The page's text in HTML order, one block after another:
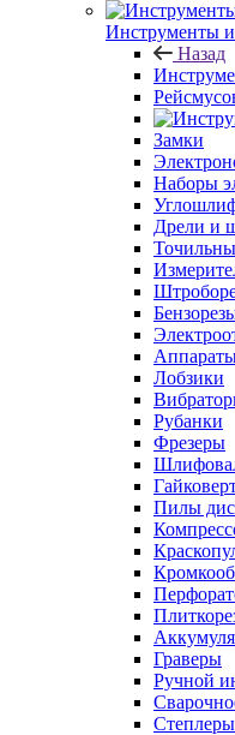
Инструменты и
Назад
Замки
Наборы
Дрели и
Лобзики
Рубанки
Фрезеры
Пилы
Граверы
Ручной